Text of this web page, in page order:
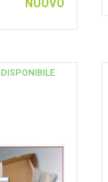
NUOVO
DISPONIBILE